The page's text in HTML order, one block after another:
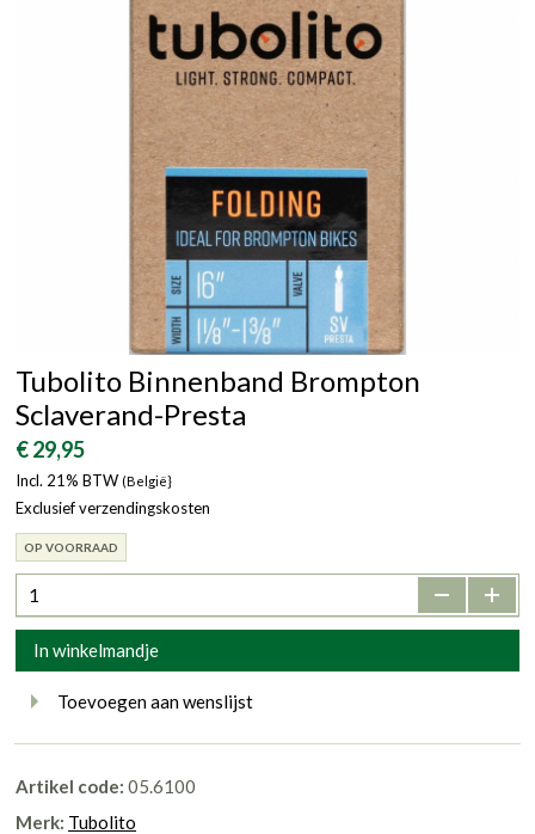
Tubolito Binnenband Brompton
Sclaverand-Presta
€ 29,95
Incl. 21% BTW (België}
Exclusief verzendingskosten
OP VOORRAAD
- +
In winkelmandje
Toevoegen aan wenslijst
Artikel code: 05.6100
Merk: Tubolito